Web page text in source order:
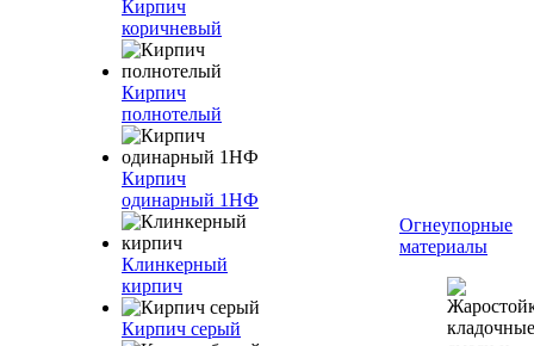
Кирпич
коричневый
Кирпич
полнотелый
Кирпич
одинарный 1НФ
Клинкерный
кирпич
Кирпич серый
Огнеупорные
материалы